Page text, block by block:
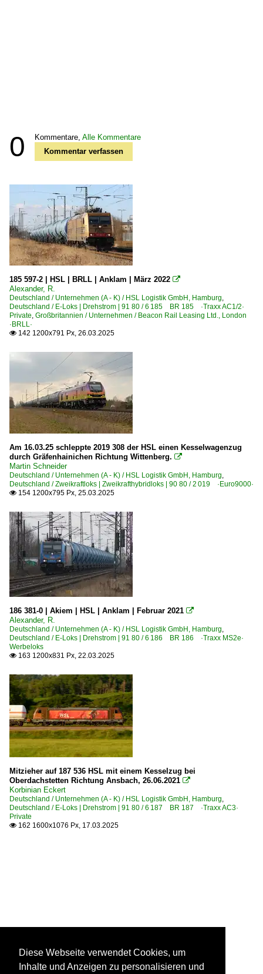
0 Kommentare, Alle Kommentare
Kommentar verfassen
185 597-2 | HSL | BRLL | Anklam | März 2022 
Alexander, R.
Deutschland / Unternehmen (A - K) / HSL Logistik GmbH, Hamburg,
Deutschland / E-Loks | Drehstrom | 91 80 / 6 185 BR 185 ·Traxx AC1/2·
Private, Großbritannien / Unternehmen / Beacon Rail Leasing Ltd., London
·BRLL·
 142 1200x791 Px, 26.03.2025
Am 16.03.25 schleppte 2019 308 der HSL einen Kesselwagenzug
durch Gräfenhainichen Richtung Wittenberg. 
Martin Schneider
Deutschland / Unternehmen (A - K) / HSL Logistik GmbH, Hamburg,
Deutschland / Zweikraftloks | Zweikrafthybridloks | 90 80 / 2 019 ·Euro9000·
 154 1200x795 Px, 25.03.2025
186 381-0 | Akiem | HSL | Anklam | Februar 2021 
Alexander, R.
Deutschland / Unternehmen (A - K) / HSL Logistik GmbH, Hamburg,
Deutschland / E-Loks | Drehstrom | 91 80 / 6 186 BR 186 ·Traxx MS2e·
Werbeloks
 163 1200x831 Px, 22.03.2025
Mitzieher auf 187 536 HSL mit einem Kesselzug bei
Oberdachstetten Richtung Ansbach, 26.06.2021 
Korbinian Eckert
Deutschland / Unternehmen (A - K) / HSL Logistik GmbH, Hamburg,
Deutschland / E-Loks | Drehstrom | 91 80 / 6 187 BR 187 ·Traxx AC3·
Private
 162 1600x1076 Px, 17.03.2025
Diese Webseite verwendet Cookies, um
Inhalte und Anzeigen zu personalisieren und